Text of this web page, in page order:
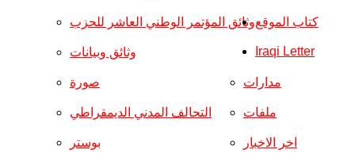
وثائق المؤتمر الوطني العاشر للحزب
وثائق وبيانات
صورة
التحالف المدني الديمقراطي
بوستر
مدارات
ملفات
اخر الاخبار
كتاب الموقع
Iraqi Letter